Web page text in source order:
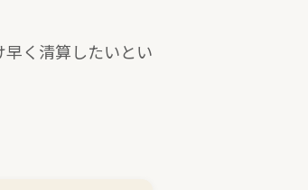
く清算したいとい